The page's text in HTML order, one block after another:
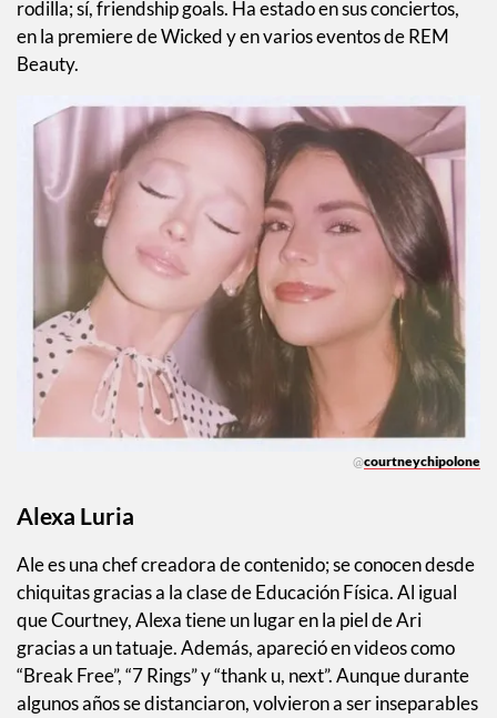
rodilla; sí, friendship goals. Ha estado en sus conciertos,
en la premiere de Wicked y en varios eventos de REM
Beauty.
@courtneychipolone
Alexa Luria
Ale es una chef creadora de contenido; se conocen desde
chiquitas gracias a la clase de Educación Física. Al igual
que Courtney, Alexa tiene un lugar en la piel de Ari
gracias a un tatuaje. Además, apareció en videos como
“Break Free”, “7 Rings” y “thank u, next”. Aunque durante
algunos años se distanciaron, volvieron a ser inseparables